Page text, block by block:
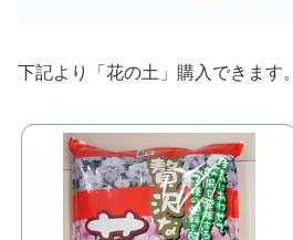
下記より「花の土」購入できます。